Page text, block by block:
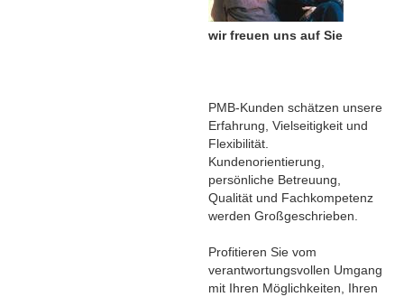
wir freuen uns auf Sie
PMB-Kunden schätzen unsere
Erfahrung, Vielseitigkeit und
Flexibilität.
Kundenorientierung,
persönliche Betreuung,
Qualität und Fachkompetenz
werden Großgeschrieben.
Profitieren Sie vom
verantwortungsvollen Umgang
mit Ihren Möglichkeiten, Ihren